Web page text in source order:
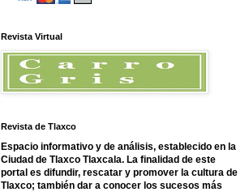
Revista Virtual
Revista de Tlaxco
Espacio informativo y de análisis, establecido en la
Ciudad de Tlaxco Tlaxcala. La finalidad de este
portal es difundir, rescatar y promover la cultura de
Tlaxco; también dar a conocer los sucesos más